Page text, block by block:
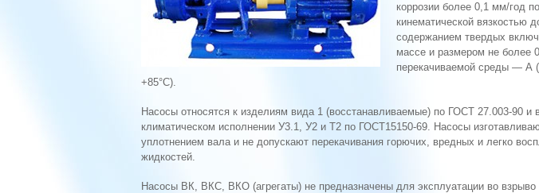
коррозии более 0,1 мм/год
кинематической вязкостью
содержанием твердых
массе и размером не более
перекачиваемой среды — А
+85°С).
Насосы относятся к изделиям вида 1 (восстанавливаемые) по ГОСТ 27.003-90 и
климатическом исполнении У3.1, У2 и Т2 по ГОСТ15150-69. Насосы
уплотнением вала и не допускают перекачивания горючих, вредных и легко
жидкостей.
Насосы ВК, ВКС, ВКО (агрегаты) не предназначены для эксплуатации во взрыво